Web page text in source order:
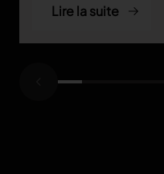
Lire la suite